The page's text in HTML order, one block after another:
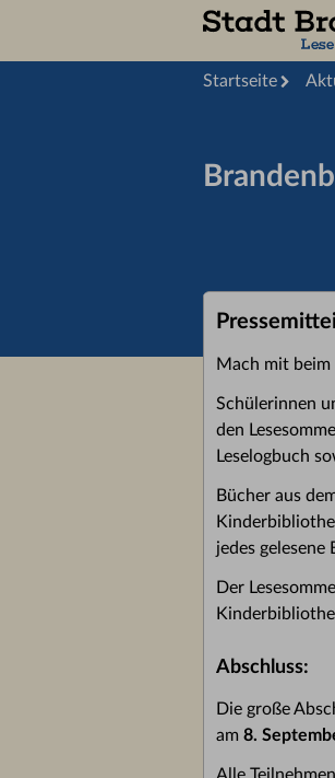
Startseite
Mach mit beim
Schülerinnen
den
Leselogbuch
Bücher aus
jedes gelesene
Der
Abschluss:
Die große
am 8.